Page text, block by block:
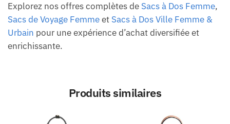
Explorez nos offres complètes de Sacs à Dos Femme,
Sacs de Voyage Femmeet Sacs à Dos Ville Femme &
Urbain pour une expérience d’achat diversifiée et
enrichissante.
Produits similaires